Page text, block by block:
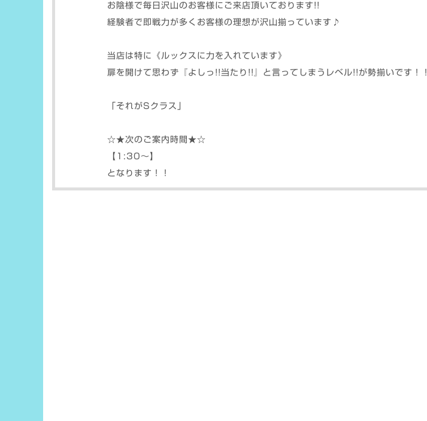
お陰様で毎日沢山のお客様にご来店頂いております!!
経験者で即戦力が多くお客様の理想が沢山揃っています♪
当店は特に《ルックスに力を入れています》
扉を開けて思わず『よしっ!!当たり!!』と言ってしまうレベル!!が勢揃いです！！
「それがSクラス」
☆★次のご案内時間★☆
【1:30〜】
となります！！